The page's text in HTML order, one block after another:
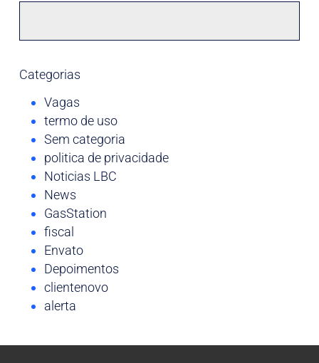
Categorias
Vagas
termo de uso
Sem categoria
politica de privacidade
Noticias LBC
News
GasStation
fiscal
Envato
Depoimentos
clientenovo
alerta